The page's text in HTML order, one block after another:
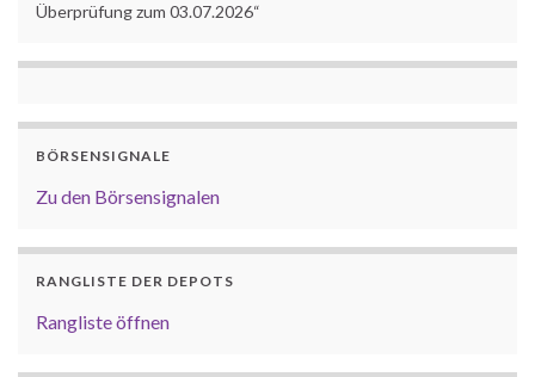
Überprüfung zum 03.07.2026“
BÖRSENSIGNALE
Zu den Börsensignalen
RANGLISTE DER DEPOTS
Rangliste öffnen